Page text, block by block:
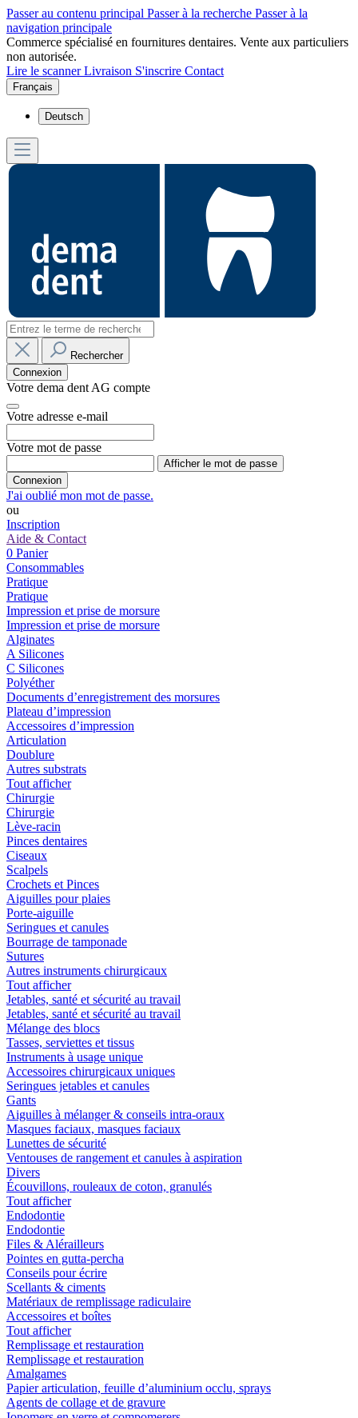
Passer au contenu principal Passer à la recherche Passer à la
navigation principale
Commerce spécialisé en fournitures dentaires. Vente aux particuliers
non autorisée.
Lire le scannerLivraison S'inscrire Contact
Français
Deutsch
Rechercher
Connexion
Votre dema dent AG compte
Votre adresse e-mail
Votre mot de passe
Afficher le mot de passe
Connexion
J'ai oublié mon mot de passe.
ou
Inscription
Aide & Contact
0 Panier
Consommables
Pratique
Pratique
Impression et prise de morsure
Impression et prise de morsure
Alginates
A Silicones
C Silicones
Polyéther
Documents d’enregistrement des morsures
Plateau d’impression
Accessoires d’impression
Articulation
Doublure
Autres substrats
Tout afficher
Chirurgie
Chirurgie
Lève-racin
Pinces dentaires
Ciseaux
Scalpels
Crochets et Pinces
Aiguilles pour plaies
Porte-aiguille
Seringues et canules
Bourrage de tamponade
Sutures
Autres instruments chirurgicaux
Tout afficher
Jetables, santé et sécurité au travail
Jetables, santé et sécurité au travail
Mélange des blocs
Tasses, serviettes et tissus
Instruments à usage unique
Accessoires chirurgicaux uniques
Seringues jetables et canules
Gants
Aiguilles à mélanger & conseils intra-oraux
Masques faciaux, masques faciaux
Lunettes de sécurité
Ventouses de rangement et canules à aspiration
Divers
Écouvillons, rouleaux de coton, granulés
Tout afficher
Endodontie
Endodontie
Files & Alérailleurs
Pointes en gutta-percha
Conseils pour écrire
Scellants & ciments
Matériaux de remplissage radiculaire
Accessoires et boîtes
Tout afficher
Remplissage et restauration
Remplissage et restauration
Amalgames
Papier articulation, feuille d’aluminium occlu, sprays
Agents de collage et de gravure